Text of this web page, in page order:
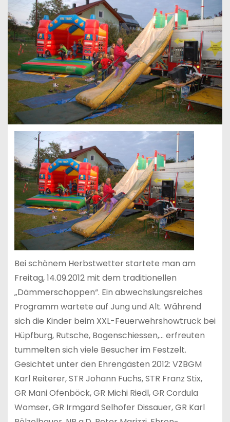
Bei schönem Herbstwetter startete man am
Freitag, 14.09.2012 mit dem traditionellen
„Dämmerschoppen“. Ein abwechslungsreiches
Programm wartete auf Jung und Alt. Während
sich die Kinder beim XXL-Feuerwehrshowtruck bei
Hüpfburg, Rutsche, Bogenschiessen,… erfreuten
tummelten sich viele Besucher im Festzelt.
Gesichtet unter den Ehrengästen 2012: VZBGM
Karl Reiterer, STR Johann Fuchs, STR Franz Stix,
GR Mani Ofenböck, GR Michi Riedl, GR Cordula
Womser, GR Irmgard Selhofer Dissauer, GR Karl